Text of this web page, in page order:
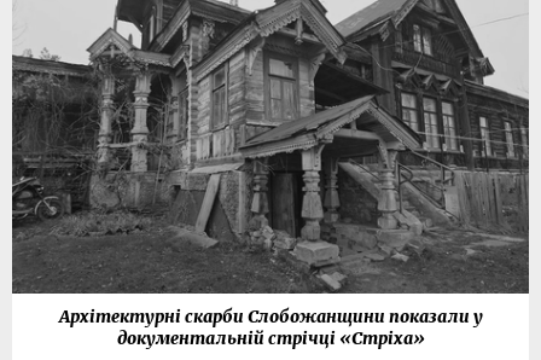
Архітектурні скарби Слобожанщини показали у
документальній стрічці «Стріха»